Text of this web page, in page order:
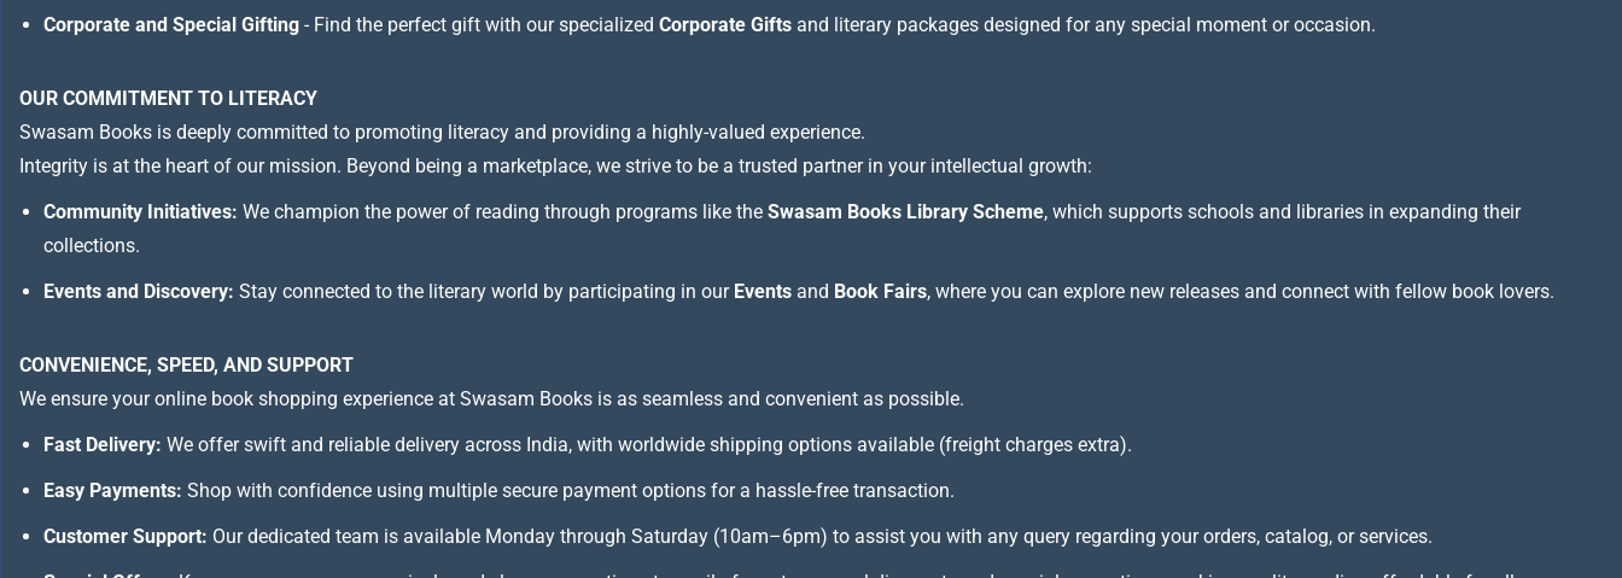
Corporate and Special Gifting - Find the perfect gift with our specialized Corporate Gifts and literary packages designed for any special moment or occasion.
OUR COMMITMENT TO LITERACY
Swasam Books is deeply committed to promoting literacy and providing a highly-valued experience.
Integrity is at the heart of our mission. Beyond being a marketplace, we strive to be a trusted partner in your intellectual growth:
Community Initiatives: We champion the power of reading through programs like the Swasam Books Library Scheme, which supports schools and libraries in expanding their
collections.
Events and Discovery: Stay connected to the literary world by participating in our Events and Book Fairs, where you can explore new releases and connect with fellow book lovers.
CONVENIENCE, SPEED, AND SUPPORT
We ensure your online book shopping experience at Swasam Books is as seamless and convenient as possible.
Fast Delivery: We offer swift and reliable delivery across India, with worldwide shipping options available (freight charges extra).
Easy Payments: Shop with confidence using multiple secure payment options for a hassle-free transaction.
Customer Support: Our dedicated team is available Monday through Saturday (10am–6pm) to assist you with any query regarding your orders, catalog, or services.